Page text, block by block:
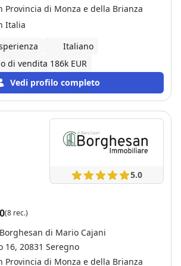
Provincia di Monza e della Brianza
Italia
Italiano
di vendita 186k EUR
Vedi profilo completo
5.0
(8 rec.)
di Mario Cajani
16, 20831 Seregno
Provincia di Monza e della Brianza